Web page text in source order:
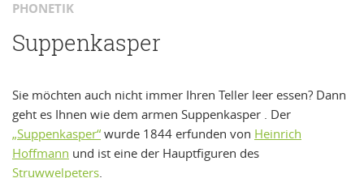
PHONETIK
Suppenkasper
Sie möchten auch nicht immer Ihren Teller leer essen? Dann
geht es Ihnen wie dem armen Suppenkasper . Der
„Suppenkasper“ wurde 1844 erfunden von Heinrich
Hoffmann und ist eine der Hauptfiguren des
Struwwelpeters